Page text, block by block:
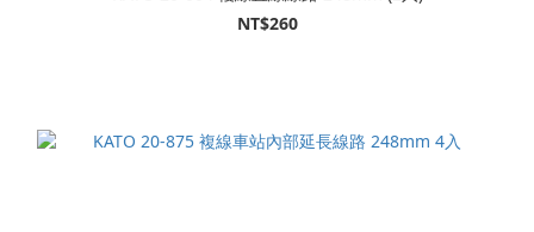
NT$260